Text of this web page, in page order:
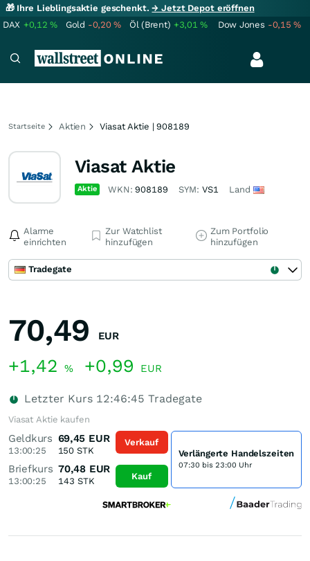
🎁 Ihre Lieblingsaktie geschenkt.→ Jetzt Depot eröffnen
DAX +0,12% Gold -0,20% Öl (Brent) +3,01% Dow Jones -0,15%
Startseite Aktien Viasat Aktie | 908189
Viasat Aktie
Aktie WKN:908189 SYM: VS1 Land
Alarme
einrichten
Zur Watchlist
hinzufügen
Zum Portfolio
hinzufügen
Tradegate
70,49 EUR
+1,42 % +0,99 EUR
Letzter Kurs 12:46:45 Tradegate
Viasat Aktie kaufen
Geldkurs
13:00:25
69,45 EUR
150 STK
Briefkurs
13:00:25
70,48 EUR
143 STK
Verkauf
Kauf
Verlängerte Handelszeiten
07:30 bis 23:00 Uhr